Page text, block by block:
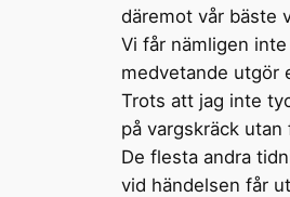
däremot vår bäste
Vi får nämligen
medvetande utgör
Trots att jag inte
på vargskräck
De flesta andra
vid händelsen får